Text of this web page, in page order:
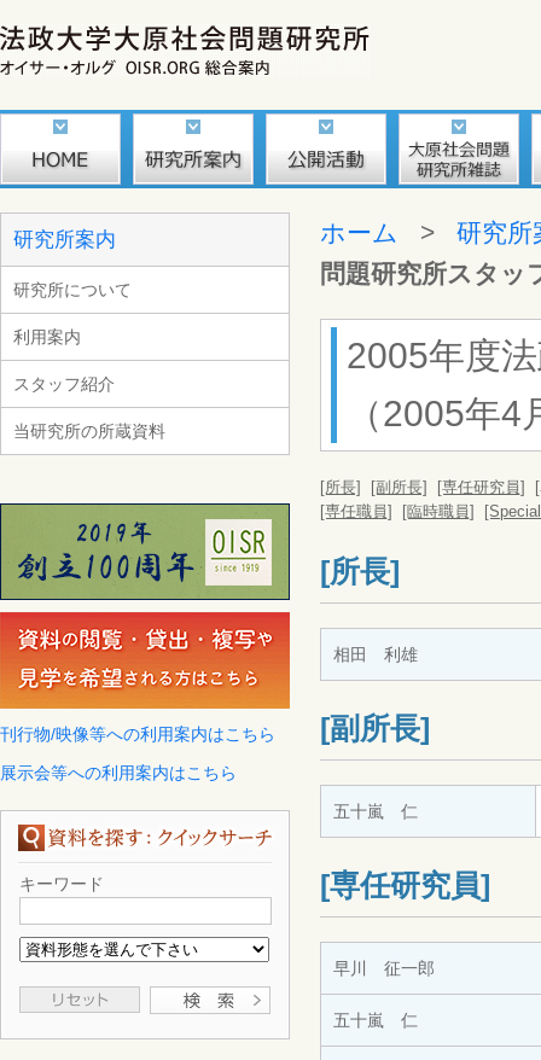
研究所案内
研究所について
利用案内
スタッフ紹介
当研究所の所蔵資料
刊行物/映像等への利用案内はこちら
展示会等への利用案内はこちら
キーワード
ホーム > 研究所
問題研究所スタッ
2005年度
（2005年
[所長] [副所長] [専任研究員]
[専任職員]
[臨時職員]
[所長]
相田 利雄
[副所長]
五十嵐 仁
[専任研究員]
早川 征一郎
五十嵐 仁